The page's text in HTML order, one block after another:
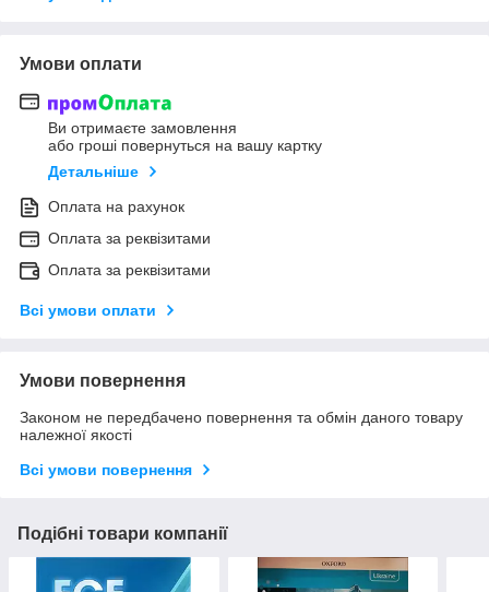
Умови оплати
Ви отримаєте замовлення
або гроші повернуться на вашу картку
Детальніше
Оплата на рахунок
Оплата за реквізитами
Оплата за реквізитами
Всі умови оплати
Умови повернення
Законом не передбачено повернення та обмін даного товару
належної якості
Всі умови повернення
Подібні товари компанії